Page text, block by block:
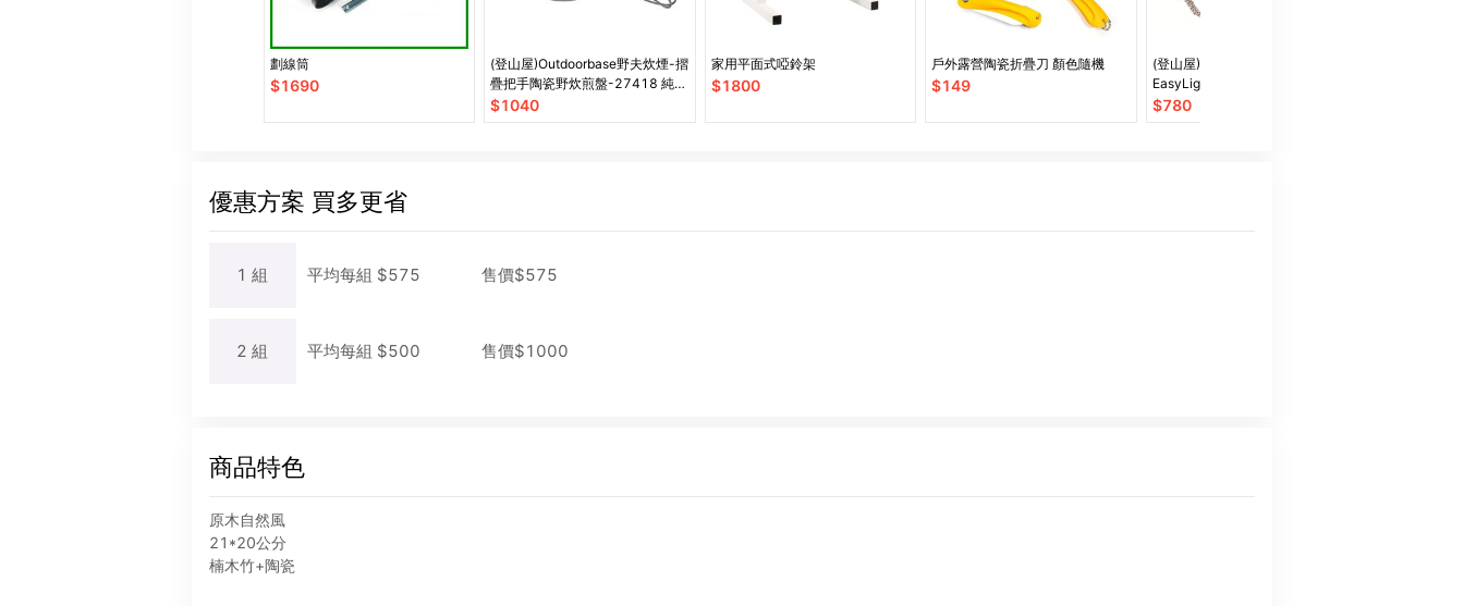
劃線筒
$1690
(登山屋)Outdoorbase野夫炊煙-摺
疊把手陶瓷野炊煎盤-27418 純鈦
製造
$1040
家用平面式啞鈴架
$1800
戶外露營陶瓷折疊刀 顏色隨機
$149
(登山屋)RHINO 犀牛GL-301
EasyLight Lantern 犀牛明亮瓦斯
燈
$780
優惠方案 買多更省
1 組 平均每組 $575 售價$575
2 組 平均每組 $500 售價$1000
商品特色
原木自然風
21*20公分
楠木竹+陶瓷